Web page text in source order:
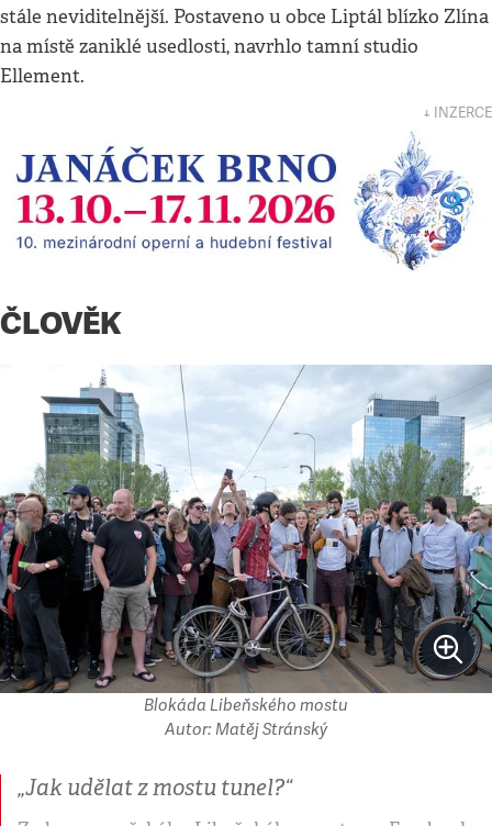
stále neviditelnější. Postaveno u obce Liptál blízko Zlína
na místě zaniklé usedlosti, navrhlo tamní studio
Ellement.
↓ INZERCE
ČLOVĚK
Blokáda Libeňského mostu
Autor: Matěj Stránský
„Jak udělat z mostu tunel?“